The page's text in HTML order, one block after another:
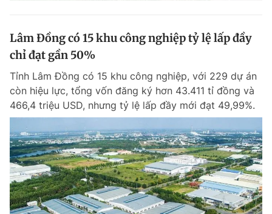
Tổng thư ký tòa soạn: Đức Trung
Giấy phép xuất bản số 110/GP - BTTTT cấp ngày 24.3.2020
© 2003-2026 Bản quyền thuộc về Báo Thanh Niên. Cấm sao chép
dưới mọi hình thức nếu không có sự chấp thuận bằng văn bản.
Phát triển bởi ePi Technologies, JSC.
Lâm Đồng có 15 khu công nghiệp tỷ lệ lấp đầy
chỉ đạt gần 50%
Tỉnh Lâm Đồng có 15 khu công nghiệp, với 229 dự án
còn hiệu lực, tổng vốn đăng ký hơn 43.411 tỉ đồng và
466,4 triệu USD, nhưng tỷ lệ lấp đầy mới đạt 49,99%.